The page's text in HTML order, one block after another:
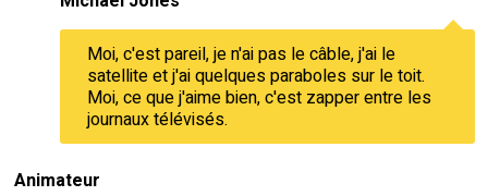
Moi, c'est pareil, je n'ai pas le câble, j'ai le
satellite et j'ai quelques paraboles sur le toit.
Moi, ce que j'aime bien, c'est zapper entre les
journaux télévisés.
Animateur